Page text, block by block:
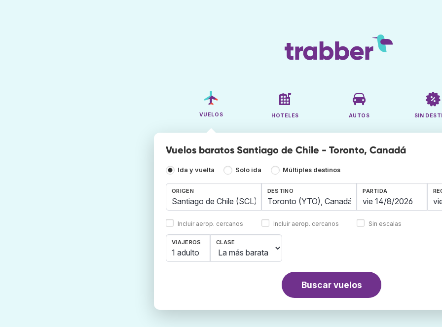
VUELOS HOTELES AUTOS SIN
Vuelos baratos Santiago de Chile - Toronto, Canadá
Ida y vuelta Solo ida Múltiples destinos
ORIGEN
Incluir aerop. cercanos
DESTINO
Incluir aerop. cercanos
PARTIDA
Sin escalas
VIAJEROS
1 adulto
CLASE
Buscar vuelos